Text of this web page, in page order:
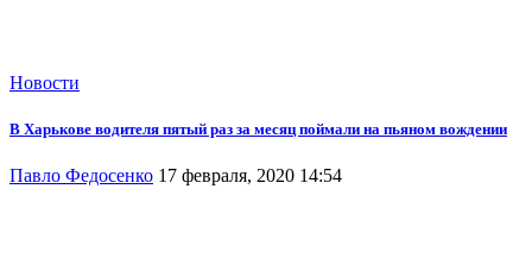
Новости
В Харькове водителя пятый раз за месяц поймали на пьяном вождении
Павло Федосенко 17 февраля, 2020 14:54